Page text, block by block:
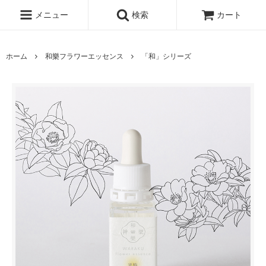
メニュー 検索 カート
ホーム 和樂フラワーエッセンス 「和」シリーズ